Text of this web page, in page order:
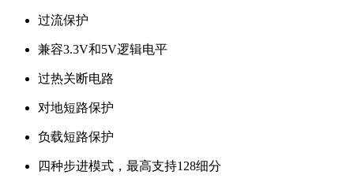
过流保护
兼容3.3V和5V逻辑电平
过热关断电路
对地短路保护
负载短路保护
四种步进模式，最高支持128细分